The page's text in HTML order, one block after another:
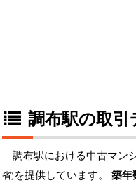
調布駅の取
調布駅における中古マン
省)を提供しています。 築年